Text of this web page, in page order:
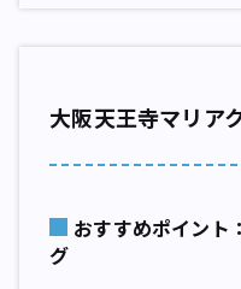
大阪天王寺マリア
おすすめポイント
グ